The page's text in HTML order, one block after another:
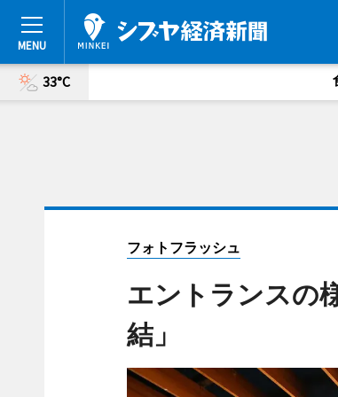
33°C
フォトフラッシュ
エントランスの
結」